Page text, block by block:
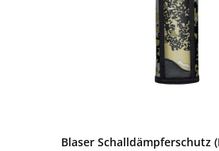
Blaser Schalldämpferschutz